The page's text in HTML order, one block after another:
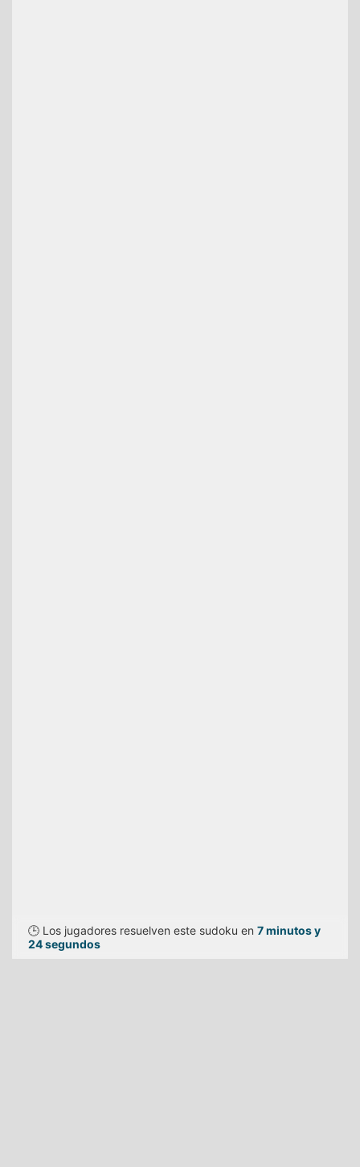
🕒 Los jugadores resuelven este sudoku en 7 minutos y
24 segundos